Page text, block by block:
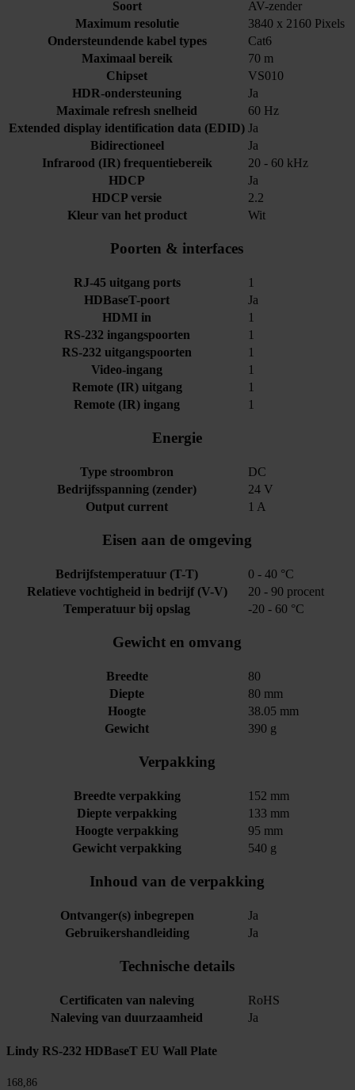
Soort
AV-zender
Maximum resolutie
3840 x 2160 Pixels
Ondersteundende kabel types
Cat6
Maximaal bereik
70 m
Chipset
VS010
HDR-ondersteuning
Ja
Maximale refresh snelheid
60 Hz
Extended display identification data (EDID) Ja
Bidirectioneel
Ja
Infrarood (IR) frequentiebereik
20 - 60 kHz
HDCP
Ja
HDCP versie
2.2
Kleur van het product
Wit
Poorten & interfaces
RJ-45 uitgang ports
1
HDBaseT-poort
Ja
HDMI in
1
RS-232 ingangspoorten
1
RS-232 uitgangspoorten
1
Video-ingang
1
Remote (IR) uitgang
1
Remote (IR) ingang
1
Energie
Type stroombron
DC
Bedrijfsspanning (zender)
24 V
Output current
1 A
Eisen aan de omgeving
Bedrijfstemperatuur (T-T)
0 - 40 °C
Relatieve vochtigheid in bedrijf (V-V)
20 - 90 procent
Temperatuur bij opslag
-20 - 60 °C
Gewicht en omvang
Breedte
80
Diepte
80 mm
Hoogte
38.05 mm
Gewicht
390 g
Verpakking
Breedte verpakking
152 mm
Diepte verpakking
133 mm
Hoogte verpakking
95 mm
Gewicht verpakking
540 g
Inhoud van de verpakking
Ontvanger(s) inbegrepen
Ja
Gebruikershandleiding
Ja
Technische details
Certificaten van naleving
RoHS
Naleving van duurzaamheid
Ja
Lindy RS-232 HDBaseT EU Wall Plate
168,86